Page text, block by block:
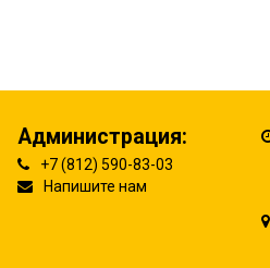
Администрация:
+7 (812) 590-83-03
Напишите нам